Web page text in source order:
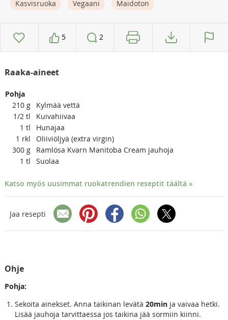
Kasvisruoka
Vegaani Maidoton
5 2
Raaka-aineet
Pohja
210 g
Kylmää vettä
1/2 tl
Kuivahiivaa
1 tl
Hunajaa
1 rkl
Oliiviöljyä (extra virgin)
300 g
Ramlösa Kvarn Manitoba Cream jauhoja
1 tl Suolaa
Katso myös uusimmat ruokatrendien reseptit täältä »
Jaa resepti
Ohje
Pohja:
Sekoita ainekset. Anna taikinan levätä 20minja vaivaa hetki.
Lisää jauhoja tarvittaessa jos taikina jää sormiin kiinni.